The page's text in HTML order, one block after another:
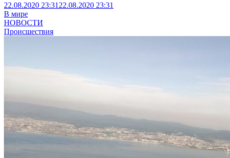
22.08.2020 23:31 22.08.2020 23:31
В мире
НОВОСТИ
Происшествия